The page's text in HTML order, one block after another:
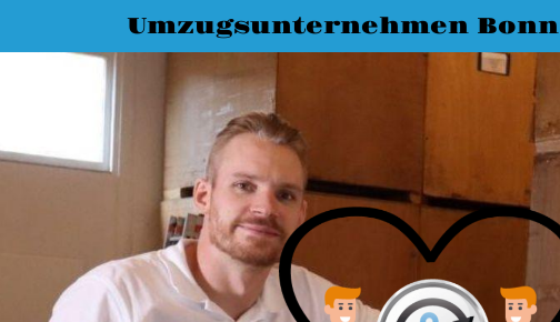
Umzugsunternehmen Bonn